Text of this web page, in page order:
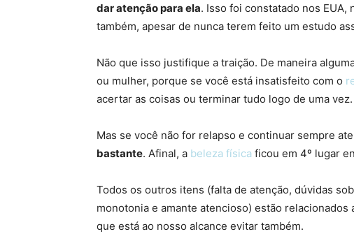
dar atenção para ela. Isso foi constatado nos EUA,
também, apesar de nunca terem feito um estudo
Não que isso justifique a traição. De maneira
ou mulher, porque se você está insatisfeito com o
acertar as coisas ou terminar tudo logo de uma vez.
Mas se você não for relapso e continuar sempre
bastante. Afinal, a beleza física ficou em 4º lugar
Todos os outros itens (falta de atenção, dúvidas
monotonia e amante atencioso) estão relacionados
que está ao nosso alcance evitar também.